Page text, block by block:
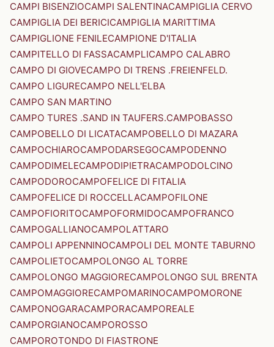
CAMPI BISENZIOCAMPI SALENTINACAMPIGLIA CERVO
CAMPIGLIA DEI BERICICAMPIGLIA MARITTIMA
CAMPIGLIONE FENILECAMPIONE D'ITALIA
CAMPITELLO DI FASSACAMPLICAMPO CALABRO
CAMPO DI GIOVECAMPO DI TRENS .FREIENFELD.
CAMPO LIGURECAMPO NELL'ELBA
CAMPO SAN MARTINO
CAMPO TURES .SAND IN TAUFERS.CAMPOBASSO
CAMPOBELLO DI LICATACAMPOBELLO DI MAZARA
CAMPOCHIAROCAMPODARSEGOCAMPODENNO
CAMPODIMELECAMPODIPIETRACAMPODOLCINO
CAMPODOROCAMPOFELICE DI FITALIA
CAMPOFELICE DI ROCCELLACAMPOFILONE
CAMPOFIORITOCAMPOFORMIDOCAMPOFRANCO
CAMPOGALLIANOCAMPOLATTARO
CAMPOLI APPENNINOCAMPOLI DEL MONTE TABURNO
CAMPOLIETOCAMPOLONGO AL TORRE
CAMPOLONGO MAGGIORECAMPOLONGO SUL BRENTA
CAMPOMAGGIORECAMPOMARINOCAMPOMORONE
CAMPONOGARACAMPORACAMPOREALE
CAMPORGIANOCAMPOROSSO
CAMPOROTONDO DI FIASTRONE